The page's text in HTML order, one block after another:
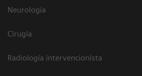
Neurología
Cirugía
Radiología intervencionista